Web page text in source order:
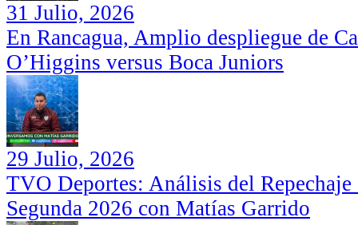
31 Julio, 2026
En Rancagua, Amplio despliegue de
O’Higgins versus Boca Juniors
29 Julio, 2026
TVO Deportes: Análisis del
Segunda 2026 con Matías Garrido